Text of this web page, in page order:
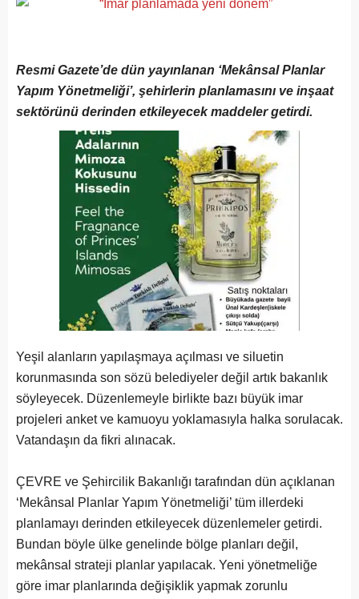
Resmi Gazete’de dün yayınlanan ‘Mekânsal Planlar
Yapım Yönetmeliği’, şehirlerin planlamasını ve inşaat
sektörünü derinden etkileyecek maddeler getirdi.
Yeşil alanların yapılaşmaya açılması ve siluetin
korunmasında son sözü belediyeler değil artık bakanlık
söyleyecek. Düzenlemeyle birlikte bazı büyük imar
projeleri anket ve kamuoyu yoklamasıyla halka sorulacak.
Vatandaşın da fikri alınacak.
ÇEVRE ve Şehircilik Bakanlığı tarafından dün açıklanan
‘Mekânsal Planlar Yapım Yönetmeliği’ tüm illerdeki
planlamayı derinden etkileyecek düzenlemeler getirdi.
Bundan böyle ülke genelinde bölge planları değil,
mekânsal strateji planlar yapılacak. Yeni yönetmeliğe
göre imar planlarında değişiklik yapmak zorunlu